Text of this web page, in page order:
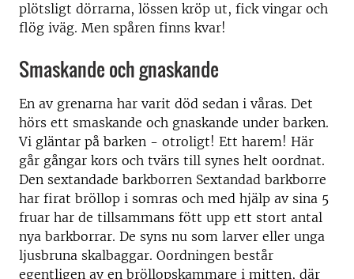
plötsligt dörrarna, lössen kröp ut, fick vingar och
flög iväg. Men spåren finns kvar!
Smaskande och gnaskande
En av grenarna har varit död sedan i våras. Det
hörs ett smaskande och gnaskande under barken.
Vi gläntar på barken - otroligt! Ett harem! Här
går gångar kors och tvärs till synes helt oordnat.
Den sextandade barkborren Sextandad barkborre
har firat bröllop i somras och med hjälp av sina 5
fruar har de tillsammans fött upp ett stort antal
nya barkborrar. De syns nu som larver eller unga
ljusbruna skalbaggar. Oordningen består
egentligen av en bröllopskammare i mitten, där